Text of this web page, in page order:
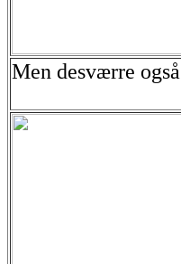
Men desværre